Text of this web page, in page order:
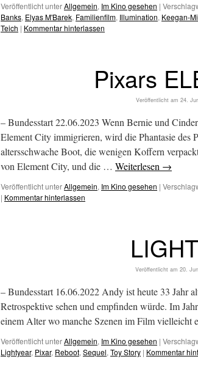
Veröffentlicht unterAllgemein, Im Kino gesehen |
Banks, Elyas M'Barek, Familienfilm, Illumination, Keegan-
Teich | Kommentar hinterlassen
Pixars
Veröffentlicht am 24.
– Bundesstart 22.06.2023 Wenn Bernie und
Element City immigrieren, wird die Phantasie des
altersschwache Boot, die wenigen Koffern
von Element City, und die … Weiterlesen →
Veröffentlicht unterAllgemein, Im Kino gesehen |
| Kommentar hinterlassen
Veröffentlicht am 20.
– Bundesstart 16.06.2022 Andy ist heute 33 Jahr
Retrospektive sehen und empfinden würde. Im
einem Alter wo manche Szenen im Film vielleicht
Veröffentlicht unterAllgemein, Im Kino gesehen |
Lightyear, Pixar, Reboot, Sequel, Toy Story | Kommentar